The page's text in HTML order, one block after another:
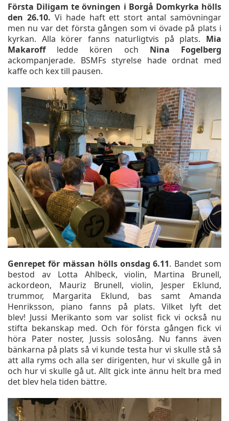
Första Diligam te övningen i Borgå Domkyrka hölls
den 26.10. Vi hade haft ett stort antal samövningar
men nu var det första gången som vi övade på plats i
kyrkan. Alla körer fanns naturligtvis på plats. Mia
Makaroff ledde kören och Nina Fogelberg
ackompanjerade. BSMFs styrelse hade ordnat med
kaffe och kex till pausen.
Genrepet för mässan hölls onsdag 6.11. Bandet som
bestod av Lotta Ahlbeck, violin, Martina Brunell,
ackordeon, Mauriz Brunell, violin, Jesper Eklund,
trummor, Margarita Eklund, bas samt Amanda
Henriksson, piano fanns på plats. Vilket lyft det
blev! Jussi Merikanto som var solist fick vi också nu
stifta bekanskap med. Och för första gången fick vi
höra Pater noster, Jussis solosång. Nu fanns även
bänkarna på plats så vi kunde testa hur vi skulle stå så
att alla ryms och alla ser dirigenten, hur vi skulle gå in
och hur vi skulle gå ut. Allt gick inte ännu helt bra med
det blev hela tiden bättre.